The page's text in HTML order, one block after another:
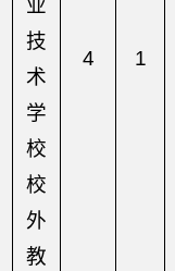
业
技
术
学
校
校
外
教
4 1